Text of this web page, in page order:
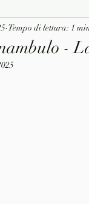
-
Tempo di lettura: 1